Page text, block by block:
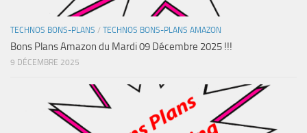
TECHNOS BONS-PLANS / TECHNOS BONS-PLANS AMAZON
Bons Plans Amazon du Mardi 09 Décembre 2025 !!!
9 DÉCEMBRE 2025